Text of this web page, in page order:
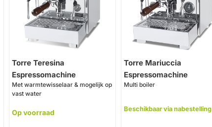
Torre Teresina
Espressomachine
Met warmtewisselaar & mogelijk op
vast water
Op voorraad
Torre Mariuccia
Espressomachine
Multi boiler
Beschikbaar via nabestelling